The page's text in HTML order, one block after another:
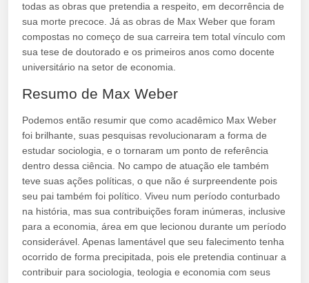
todas as obras que pretendia a respeito, em decorrência de
sua morte precoce. Já as obras de Max Weber que foram
compostas no começo de sua carreira tem total vínculo com
sua tese de doutorado e os primeiros anos como docente
universitário na setor de economia.
Resumo de Max Weber
Podemos então resumir que como acadêmico Max Weber
foi brilhante, suas pesquisas revolucionaram a forma de
estudar sociologia, e o tornaram um ponto de referência
dentro dessa ciência. No campo de atuação ele também
teve suas ações políticas, o que não é surpreendente pois
seu pai também foi político. Viveu num período conturbado
na história, mas sua contribuições foram inúmeras, inclusive
para a economia, área em que lecionou durante um período
considerável. Apenas lamentável que seu falecimento tenha
ocorrido de forma precipitada, pois ele pretendia continuar a
contribuir para sociologia, teologia e economia com seus